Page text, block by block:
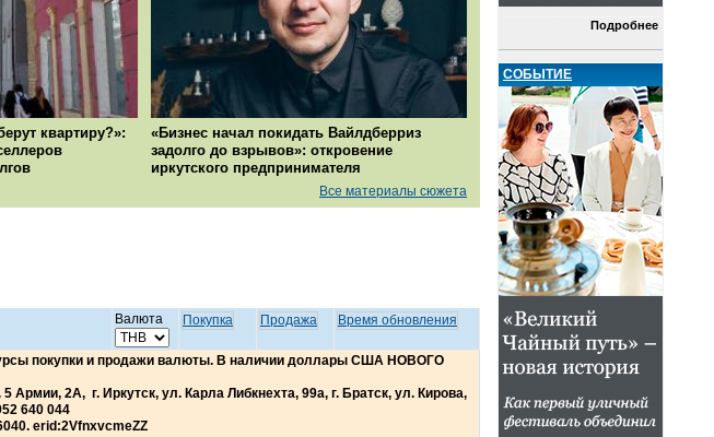
квартиру?»:
«Бизнес начал покидать Вайлдберриз
задолго до взрывов»: откровение
иркутского предпринимателя
Все материалы сюжета
Валюта Покупка Продажа Время обновления
покупки и продажи валюты. В наличии доллары США НОВОГО
Армии, 2А, г. Иркутск, ул. Карла Либкнехта, 99а, г. Братск, ул. Кирова,
640 044
erid:2VfnxvcmeZZ
Подробнее
СОБЫТИЕ